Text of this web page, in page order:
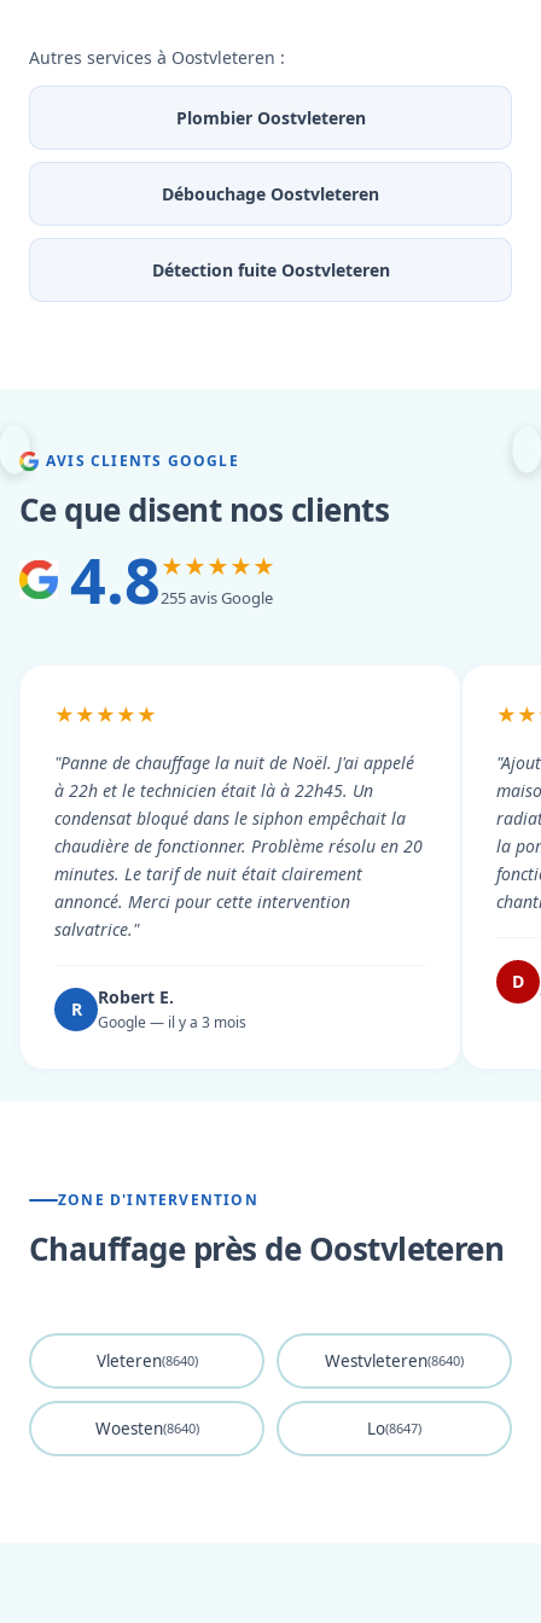
Autres services à Oostvleteren :
Plombier Oostvleteren
Débouchage Oostvleteren
Détection fuite Oostvleteren
AVIS CLIENTS GOOGLE
Ce que disent nos clients
4.8★★★★★
255 avis Google
★★★★★
"Panne de chauffage la nuit de Noël. J'ai appelé
à 22h et le technicien était là à 22h45. Un
condensat bloqué dans le siphon empêchait la
chaudière de fonctionner. Problème résolu en 20
minutes. Le tarif de nuit était clairement
annoncé. Merci pour cette intervention
salvatrice."
R
Robert E.
Google — il y a 3 mois
la
D
ZONE D'INTERVENTION
Chauffage près de Oostvleteren
Vleteren(8640) Westvleteren(8640)
Woesten(8640) Lo(8647)